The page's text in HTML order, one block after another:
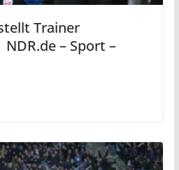
Trainer
– Sport –